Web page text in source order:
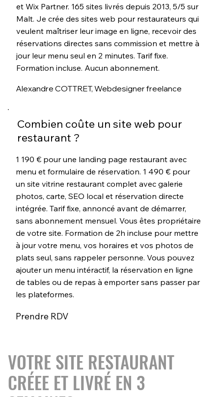
et Wix Partner. 165 sites livrés depuis 2013, 5/5 sur
Malt. Je crée des sites web pour restaurateurs qui
veulent maîtriser leur image en ligne, recevoir des
réservations directes sans commission et mettre à
jour leur menu seul en 2 minutes. Tarif fixe.
Formation incluse. Aucun abonnement.
Alexandre COTTRET, Webdesigner freelance
Combien coûte un site web pour
restaurant ?
1 190 € pour une landing page restaurant avec
menu et formulaire de réservation. 1 490 € pour
un site vitrine restaurant complet avec galerie
photos, carte, SEO local et réservation directe
intégrée. Tarif fixe, annoncé avant de démarrer,
sans abonnement mensuel. Vous êtes propriétaire
de votre site. Formation de 2h incluse pour mettre
à jour votre menu, vos horaires et vos photos de
plats seul, sans rappeler personne. Vous pouvez
ajouter un menu intéractif, la réservation en ligne
de tables ou de repas à emporter sans passer par
les plateformes.
Prendre RDV
VOTRE SITE RESTAURANT
CRÉEE ET LIVRÉ EN 3